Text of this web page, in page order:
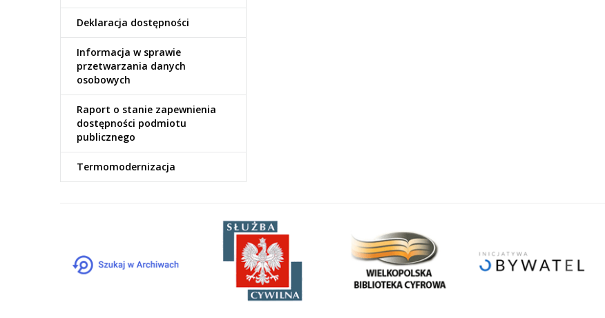
Deklaracja dostępności
Informacja w sprawie
przetwarzania danych
osobowych
Raport o stanie zapewnienia
dostępności podmiotu
publicznego
Termomodernizacja